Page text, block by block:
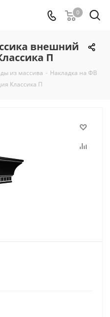
0
внешний
П
из массива - Накладка на ФВ
Классика П